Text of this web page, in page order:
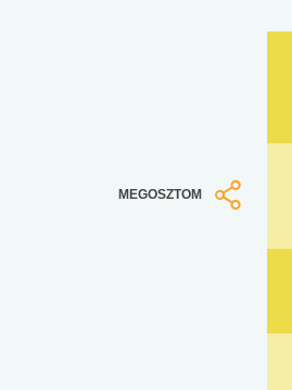
MEGOSZTOM